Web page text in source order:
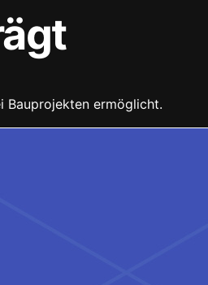
Bauprojekten ermöglicht.